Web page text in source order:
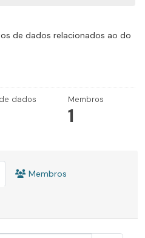
de dados relacionados ao do
dados Membros
1
Membros